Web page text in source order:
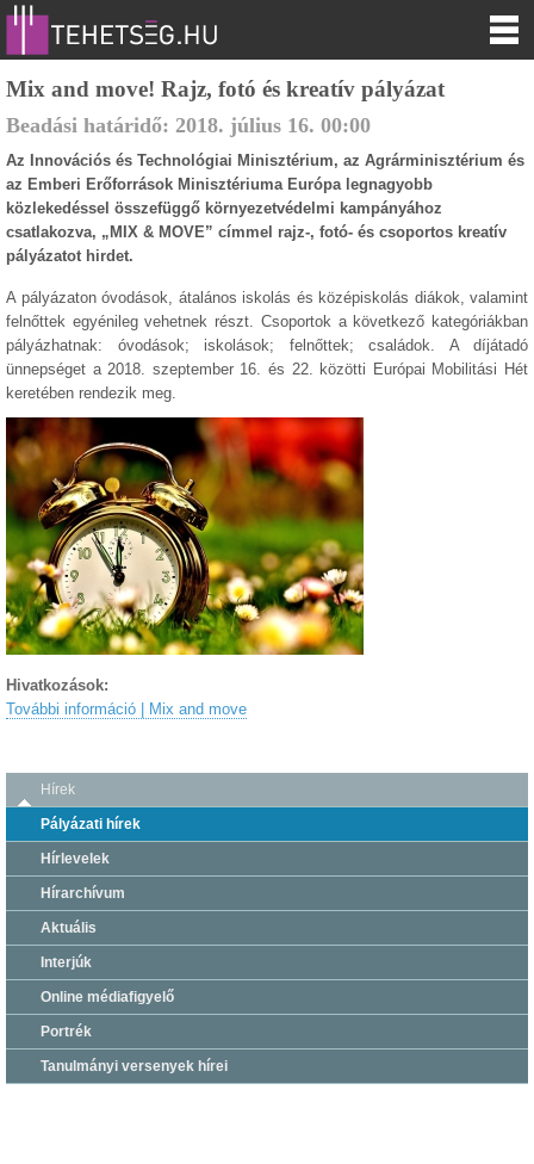
Mix and move! Rajz, fotó és kreatív pályázat
Beadási határidő: 2018. július 16. 00:00
Az Innovációs és Technológiai Minisztérium, az Agrárminisztérium és
az Emberi Erőforrások Minisztériuma Európa legnagyobb
közlekedéssel összefüggő környezetvédelmi kampányához
csatlakozva, „MIX & MOVE” címmel rajz-, fotó- és csoportos kreatív
pályázatot hirdet.
A pályázaton óvodások, átalános iskolás és középiskolás diákok, valamint
felnőttek egyénileg vehetnek részt. Csoportok a következő kategóriákban
pályázhatnak: óvodások; iskolások; felnőttek; családok. A díjátadó
ünnepséget a 2018. szeptember 16. és 22. közötti Európai Mobilitási Hét
keretében rendezik meg.
Hivatkozások:
További információ | Mix and move
Hírek
Pályázati hírek
Hírlevelek
Hírarchívum
Aktuális
Interjúk
Online médiafigyelő
Portrék
Tanulmányi versenyek hírei